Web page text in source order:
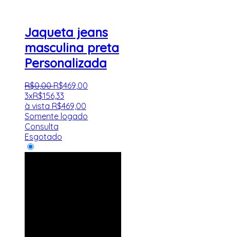
Jaqueta jeans
masculina preta
Personalizada
R$0,00 R$469,00
3xR$156,33
à vista R$469,00
Somente logado
Consulta
Esgotado